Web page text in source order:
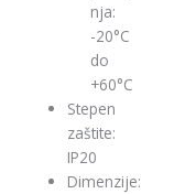
nja:
-20°C
do
+60°C
Stepen
zaštite:
IP20
Dimenzije: